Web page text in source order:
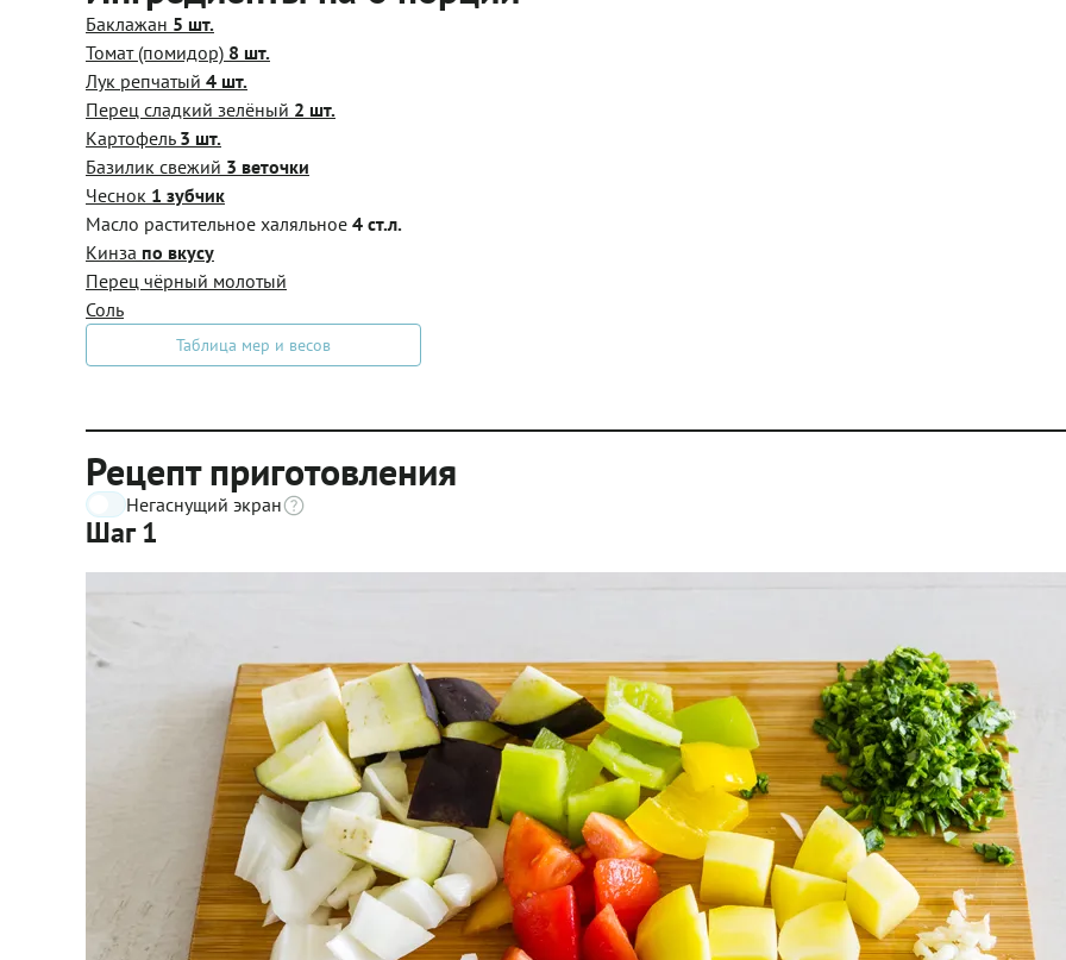
Баклажан 5 шт.
Томат (помидор) 8 шт.
Лук репчатый 4 шт.
Перец сладкий зелёный 2 шт.
Картофель 3 шт.
Базилик свежий 3 веточки
Чеснок 1 зубчик
Масло растительное халяльное 4 ст.л.
Кинза по вкусу
Перец чёрный молотый
Соль
Таблица мер и весов
Рецепт приготовления
Негаснущий экран
Шаг 1